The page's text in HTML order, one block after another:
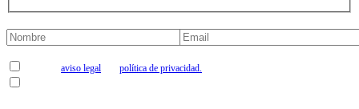
aviso legal
política de privacidad.